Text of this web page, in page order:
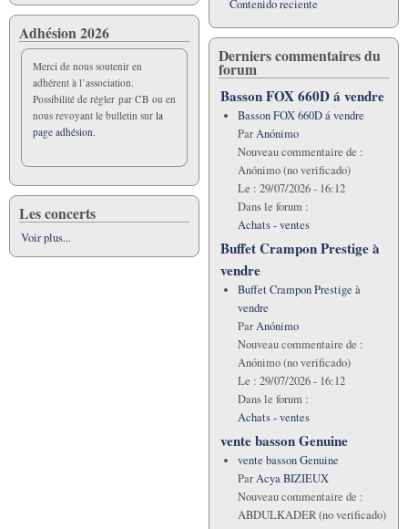
roseau
Adhésion 2026
Merci de nous soutenir en
adhérent à l’association.
Possibilité de régler par CB ou en
nous revoyant le bulletin sur la
page adhésion.
Les concerts
Voir plus...
Contenido reciente
Derniers commentaires du
forum
Basson FOX 660D á vendre
Basson FOX 660D á vendre
ParAnónimo
Nouveau commentaire de :
Anónimo (no verificado)
Le : 29/07/2026 - 16:12
Dans le forum :
Achats - ventes
Buffet Crampon Prestige à
vendre
Buffet Crampon Prestige à
vendre
ParAnónimo
Nouveau commentaire de :
Anónimo (no verificado)
Le : 29/07/2026 - 16:12
Dans le forum :
Achats - ventes
vente basson Genuine
vente basson Genuine
ParAcya BIZIEUX
Nouveau commentaire de :
ABDULKADER (no verificado)